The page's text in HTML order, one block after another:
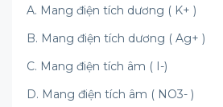
A. Mang điện tích dương ( K+ )
B. Mang điện tích dương ( Ag+ )
C. Mang điện tích âm ( I-)
D. Mang điện tích âm ( NO3- )